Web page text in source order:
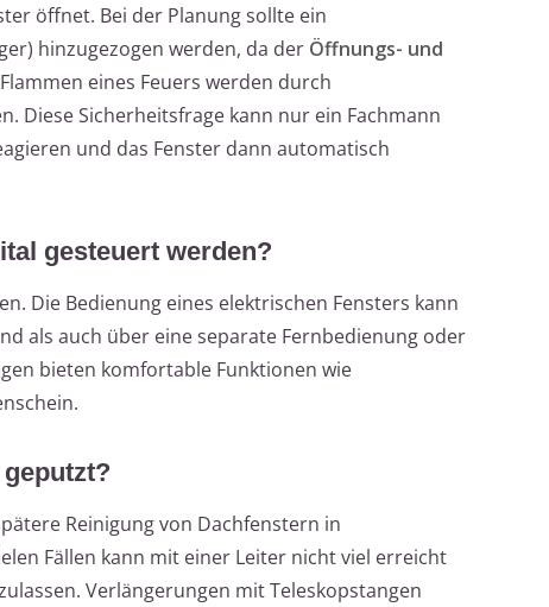
öffnet. Bei der Planung sollte ein
hinzugezogen werden, da der Öffnungs- und
eines Feuers werden durch
Diese Sicherheitsfrage kann nur ein Fachmann
und das Fenster dann automatisch
gesteuert werden?
Die Bedienung eines elektrischen Fensters kann
als auch über eine separate Fernbedienung oder
bieten komfortable Funktionen wie
Reinigung von Dachfenstern in
Fällen kann mit einer Leiter nicht viel erreicht
Verlängerungen mit Teleskopstangen